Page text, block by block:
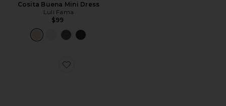
Cosita Buena Mini Dress
Luli Fama
$99
Favorite Cloudnova 2 Sneaker